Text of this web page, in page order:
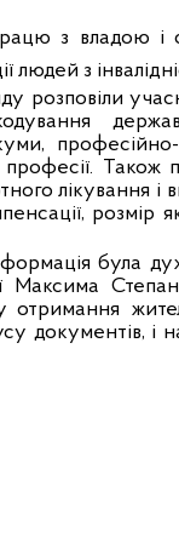
з владою і
людей з
розповіли
професії. Також
лікування і
розмір
була
Максима
документів, і